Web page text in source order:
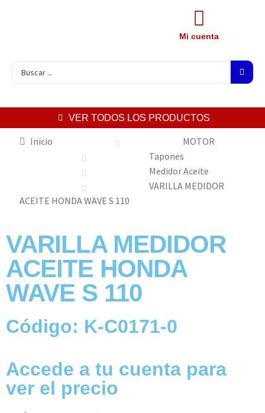
Mi cuenta
VER TODOS LOS PRODUCTOS
Inicio
MOTOR
Tapones
Medidor Aceite
VARILLA MEDIDOR
ACEITE HONDA WAVE S 110
VARILLA MEDIDOR
ACEITE HONDA
WAVE S 110
Código: K-C0171-0
Accede a tu cuenta para
ver el precio